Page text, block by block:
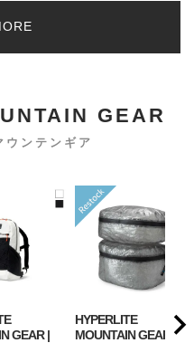
GEAR
ウンテンギア
GEAR |
HYPERLITE
MOUNTAIN GEAR |